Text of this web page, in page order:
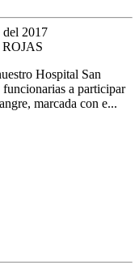
del 2017
Hospital San
a participar
marcada con e...